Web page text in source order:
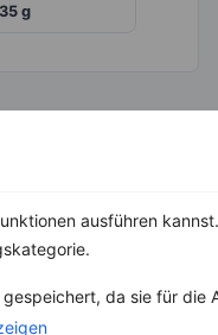
ausführen
da sie für die
35 g